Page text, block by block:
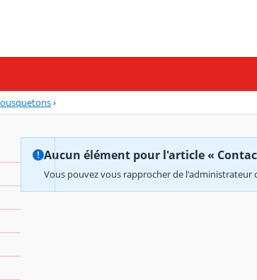
›
Aucun élément pour l'article «
Vous pouvez vous rapprocher de